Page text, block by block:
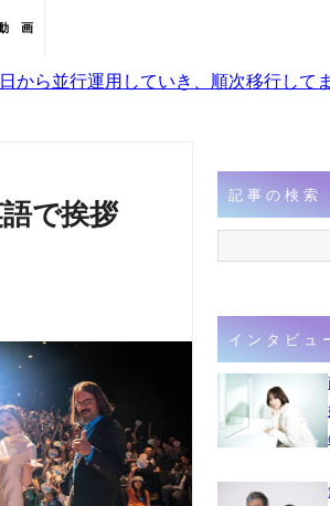
画
ら並行運用していき、順次移行してま
語で挨拶
記事の検索
インタビュ